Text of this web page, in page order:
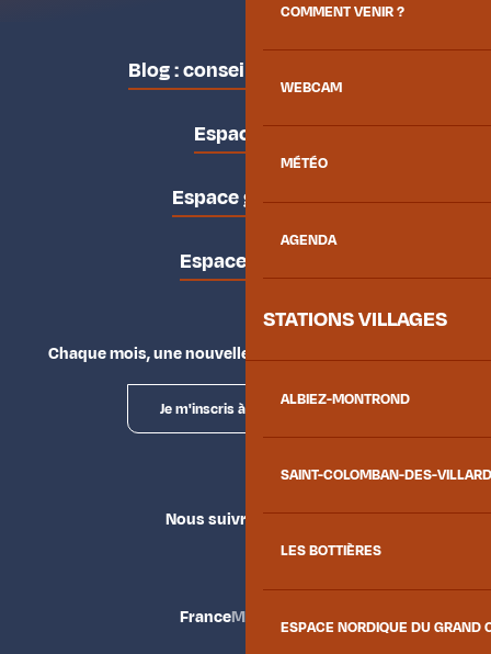
COMMENT VENIR ?
WEBCAM
MÉTÉO
AGENDA
STATIONS VILLAGES
ALBIEZ-MONTROND
SAINT-COLOMBAN-DES-
LES BOTTIÈRES
ESPACE NORDIQUE DU GRAND
Blog : conseils des locaux
Espace pro
Espace groupes
Espace presse
Chaque mois, une nouvelle façon d'explorer la vallée.
Je m'inscris à la newsletter
Nous suivre
FranceMaurienne